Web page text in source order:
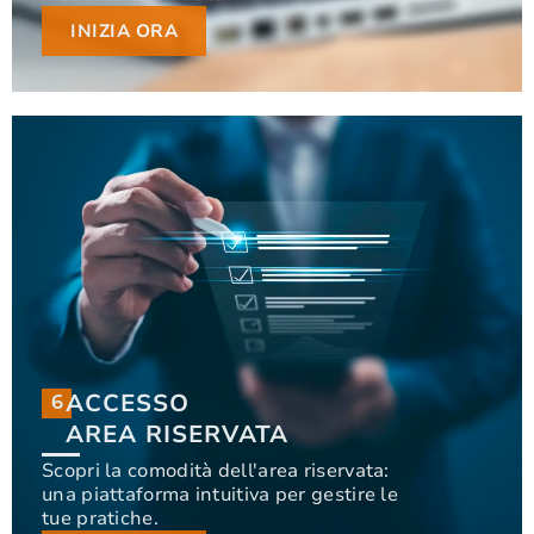
INIZIA ORA
INIZIA ORA
6ACCESSO
AREA RISERVATA
Scopri la comodità dell'area riservata:
una piattaforma intuitiva per gestire le
tue pratiche.
6
ACCESSO
AREA RISERVATA
Scopri la comodità dell'area riservata: una
piattaforma intuitiva per gestire le tue pratiche.